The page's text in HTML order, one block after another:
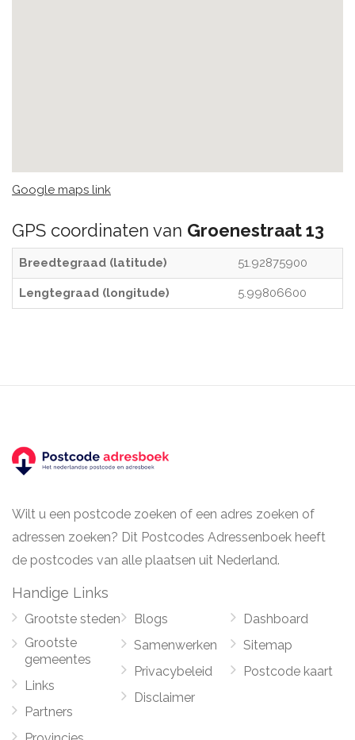
Google maps link
GPS coordinaten van Groenestraat 13
Breedtegraad (latitude) 51.92875900
Lengtegraad (longitude) 5.99806600
Wilt u een postcode zoeken of een adres zoeken of
adressen zoeken? Dit Postcodes Adressenboek heeft
de postcodes van alle plaatsen uit Nederland.
Handige Links
Grootste steden
Grootste
gemeentes
Links
Partners
Blogs
Samenwerken
Privacybeleid
Disclaimer
Dashboard
Sitemap
Postcode kaart